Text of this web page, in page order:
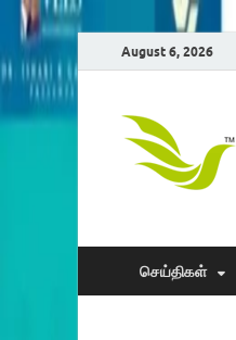
August 6, 2026
செய்திகள்